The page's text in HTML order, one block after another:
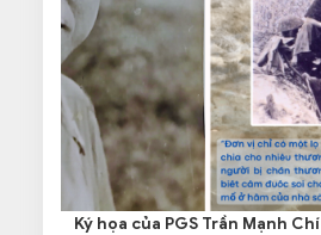
Ký họa của PGS Trần Mạnh Chí